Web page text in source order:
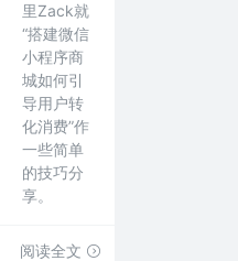
里Zack就
“搭建微信
小程序商
城如何引
导用户转
化消费”作
一些简单
的技巧分
享。
阅读全文